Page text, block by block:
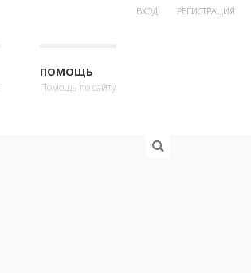
ВХОД РЕГИСТРАЦИЯ
ПОМОЩЬ
Помощь по сайту